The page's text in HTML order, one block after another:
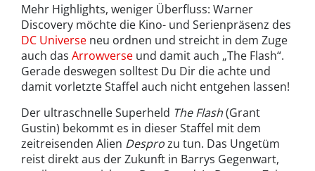
Mehr Highlights, weniger Überfluss: Warner
Discovery möchte die Kino- und Serienpräsenz des
DC Universe neu ordnen und streicht in dem Zuge
auch das Arrowverse und damit auch „The Flash“.
Gerade deswegen solltest Du Dir die achte und
damit vorletzte Staffel auch nicht entgehen lassen!
Der ultraschnelle Superheld The Flash(Grant
Gustin) bekommt es in dieser Staffel mit dem
zeitreisenden Alien Desprozu tun. Das Ungetüm
reist direkt aus der Zukunft in Barrys Gegenwart,